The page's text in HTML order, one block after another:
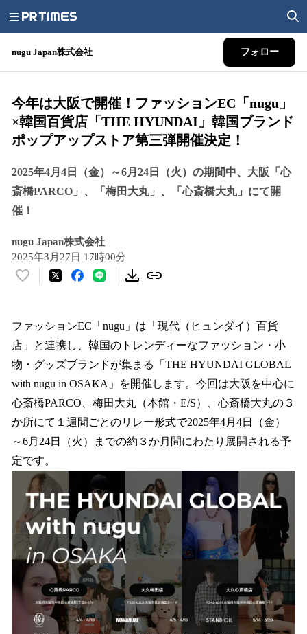
nugu Japan株式会社 フォロー
今年は大阪で開催！ファッションEC「nugu」
×韓国百貨店「THE HYUNDAI」韓国ブランド
ポップアップストア第三弾開催決定！
2025年4月4日（金）～6月24日（火）の期間中、大阪「心
斎橋PARCO」、「梅田大丸」、「心斎橋大丸」にて開
催！
nugu Japan株式会社
2025年3月27日 17時00分
い
！
数
を
読
み
込
み
中
で
す
ファッションEC「nugu」は「現代（ヒュンダイ）百貨
店」と連携し、韓国のトレンディーなファッション・小
物・グッズブランドが集まる「THE HYUNDAI GLOBAL
with nugu in OSAKA」を開催します。今回は大阪を中心に
心斎橋PARCO、梅田大丸（本館・E/S）、心斎橋大丸の３
か所にて１週間ごとのリレー形式で2025年4月4日（金）
～6月24日（火）までの約３か月間にわたり展開される予
定です。